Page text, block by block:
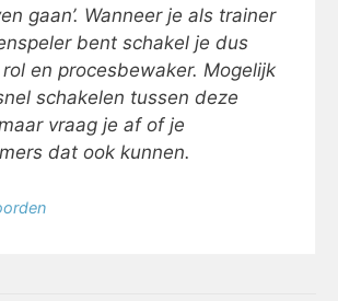
gaan’. Wanneer je als trainer
bent schakel je dus
en procesbewaker. Mogelijk
schakelen tussen deze
vraag je af of je
dat ook kunnen.